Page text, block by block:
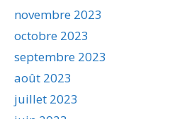
novembre 2023
octobre 2023
septembre 2023
août 2023
juillet 2023